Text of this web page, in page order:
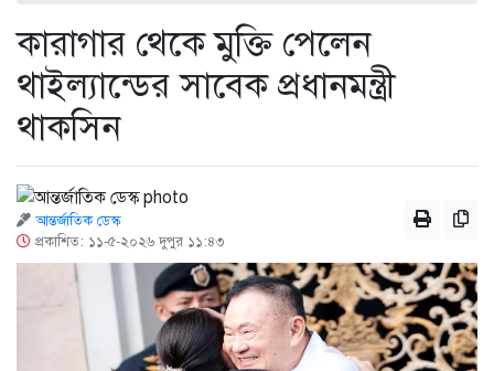
কারাগার থেকে মুক্তি পেলেন
থাইল্যান্ডের সাবেক প্রধানমন্ত্রী
থাকসিন
আন্তর্জাতিক ডেস্ক
প্রকাশিত: ১১-৫-২০২৬ দুপুর ১১:৪৩